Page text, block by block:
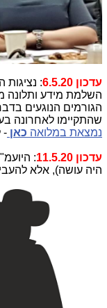
עדכון 6.5.20
:
השלמת מידע ותלונה
הגורמים הנוגעים
שהתקיימו לאחרונה
נמצאת במלואה כאן -
עדכון 11.5.20
:
היה עושה), אלא